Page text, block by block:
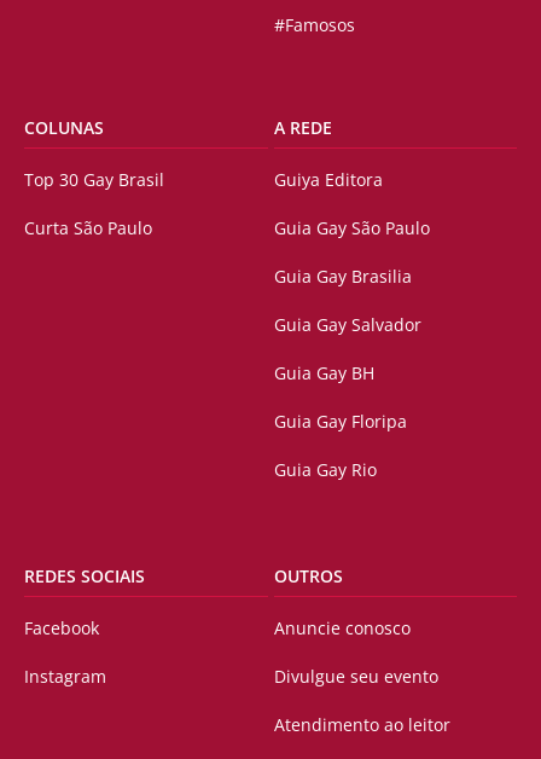
#Famosos
COLUNAS
Top 30 Gay Brasil
Curta São Paulo
A REDE
Guiya Editora
Guia Gay São Paulo
Guia Gay Brasilia
Guia Gay Salvador
Guia Gay BH
Guia Gay Floripa
Guia Gay Rio
REDES SOCIAIS
Facebook
Instagram
OUTROS
Anuncie conosco
Divulgue seu evento
Atendimento ao leitor